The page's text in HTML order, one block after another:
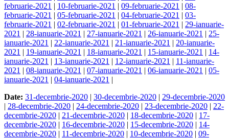
februarie-2021 | 10-februarie-2021 | 09-februarie-2021 | 08-
februarie-2021 | 05-februarie-2021 | 04-februarie-2021 | 03-
februarie-2021 | 02-februarie-2021 | 01-februarie-2021 | 29-ianuarie-
2021 | 28-ianuarie-2021 | 27-ianuarie-2021 | 26-ianuarie-2021 | 25-
ianuarie-2021 | 22-ianuarie-2021 | 21-ianuarie-2021 | 20-ianuarie-
2021 | 19-ianuarie-2021 | 18-ianuarie-2021 | 15-ianuarie-2021 | 14-
ianuarie-2021 | 13-ianuarie-2021 | 12-ianuarie-2021 | 11-ianuarie-
2021 | 08-ianuarie-2021 | 07-ianuarie-2021 | 06-ianuarie-2021 | 05-
ianuarie-2021 | 04-ianuarie-2021 |
Date: 31-decembrie-2020 | 30-decembrie-2020 | 29-decembrie-2020
| 28-decembrie-2020 | 24-decembrie-2020 | 23-decembrie-2020 | 22-
decembrie-2020 | 21-decembrie-2020 | 18-decembrie-2020 | 17-
decembrie-2020 | 16-decembrie-2020 | 15-decembrie-2020 | 14-
decembrie-2020 | 11-decembrie-2020 | 10-decembrie-2020 | 09-